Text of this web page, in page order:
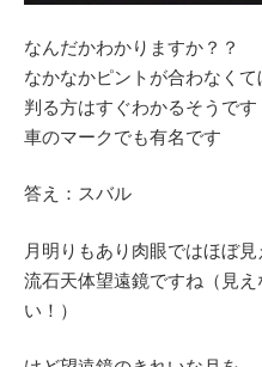
なんだかわかりますか？？
なかなかピントが合わなく
判る方はすぐわかるそうです
車のマークでも有名です
答え：スバル
月明りもあり肉眼ではほぼ
流石天体望遠鏡ですね（見
い！）